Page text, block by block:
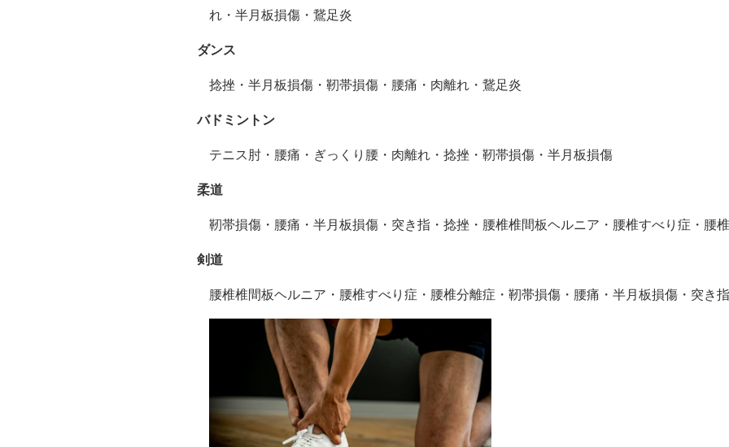
れ・半月板損傷・鵞足炎
ダンス
捻挫・半月板損傷・靭帯損傷・腰痛・肉離れ・鵞足炎
バドミントン
テニス肘・腰痛・ぎっくり腰・肉離れ・捻挫・靭帯損傷・半月板損傷
柔道
靭帯損傷・腰痛・半月板損傷・突き指・捻挫・腰椎椎間板ヘルニア・腰椎すべり症・腰
剣道
腰椎椎間板ヘルニア・腰椎すべり症・腰椎分離症・靭帯損傷・腰痛・半月板損傷・突き